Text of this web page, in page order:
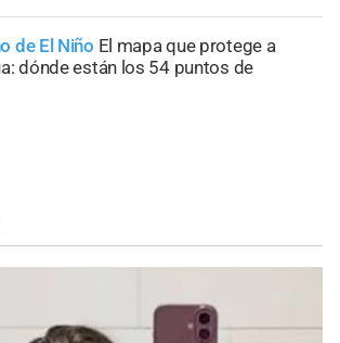
de El Niño El mapa que protege a
dónde están los 54 puntos de